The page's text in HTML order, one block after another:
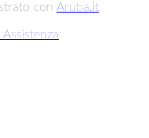
con Aruba.it